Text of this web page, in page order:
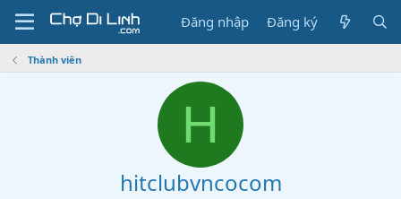
Đăng nhập Đăng ký
Thành viên
H
hitclubvncocom